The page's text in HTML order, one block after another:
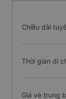
Chiều dài
Thời gian di
Giá vé trung